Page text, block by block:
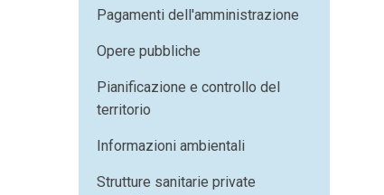
Pagamenti dell'amministrazione
Opere pubbliche
Pianificazione e controllo del
territorio
Informazioni ambientali
Strutture sanitarie private